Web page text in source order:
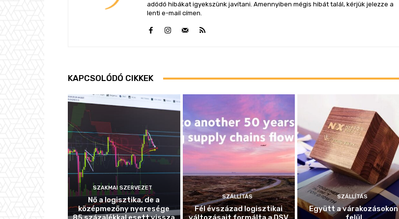
adódó hibákat igyekszünk javítani. Amennyiben mégis hibát talál, kérjük jelezze a
lenti e-mail címen.
KAPCSOLÓDÓ CIKKEK
SZAKMAI SZERVEZET
Nő a logisztika, de a
középmezőny nyeresége
SZÁLLÍTÁS
Fél évszázad logisztikai
SZÁLLÍTÁS
Együtt a várakozásokon